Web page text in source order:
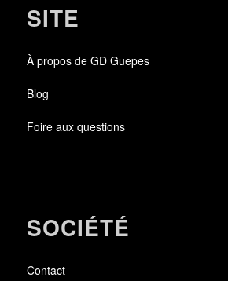
SITE
À propos de GD Guepes
Blog
Foire aux questions
SOCIÉTÉ
Contact